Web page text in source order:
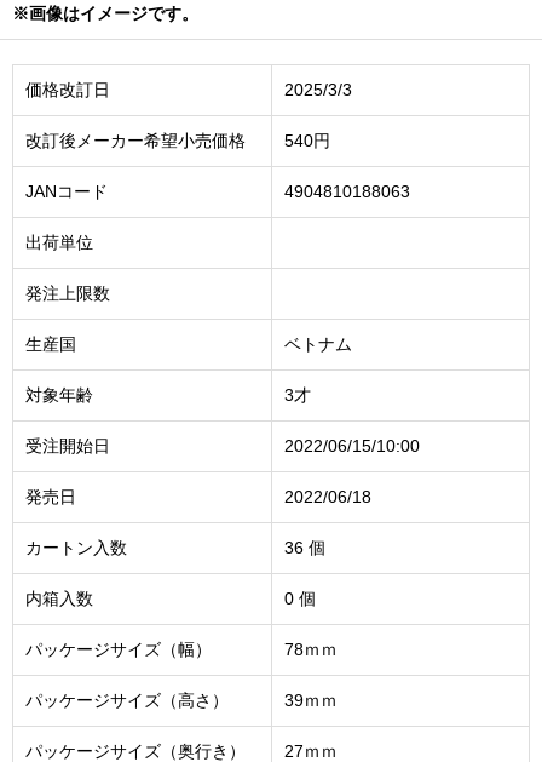
※画像はイメージです。
価格改訂日 2025/3/3
改訂後メーカー希望小売価格 540円
JANコード 4904810188063
出荷単位
発注上限数
生産国 ベトナム
対象年齢 3才
受注開始日 2022/06/15/10:00
発売日 2022/06/18
カートン入数 36 個
内箱入数 0 個
パッケージサイズ（幅） 78ｍｍ
パッケージサイズ（高さ） 39ｍｍ
パッケージサイズ（奥行き） 27ｍｍ